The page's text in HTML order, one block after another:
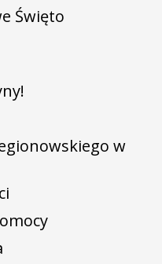
Święto
w